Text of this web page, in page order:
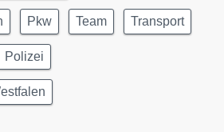
Pkw Team Transport
Polizei